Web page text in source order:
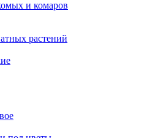
и комаров
растений